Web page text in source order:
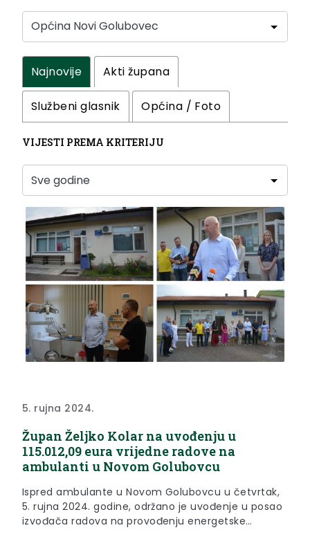
Najnovije Akti župana
Službeni glasnik Općina / Foto
VIJESTI PREMA KRITERIJU
5. rujna 2024.
Župan Željko Kolar na uvođenju u
115.012,09 eura vrijedne radove na
ambulanti u Novom Golubovcu
Ispred ambulante u Novom Golubovcu u četvrtak,
5. rujna 2024. godine, održano je uvođenje u posao
izvođača radova na provođenju energetske